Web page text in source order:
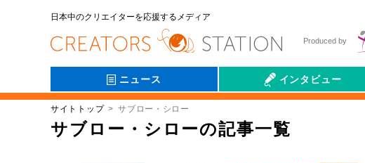
日本中のクリエイターを応援するメディア
Produced by
ニュース インタビュー
サイトトップ サブロー・シロー
サブロー・シローの記事一覧